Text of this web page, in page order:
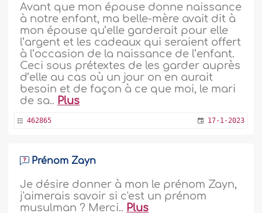
Avant que mon épouse donne naissance
à notre enfant, ma belle-mère avait dit à
mon épouse qu’elle garderait pour elle
l’argent et les cadeaux qui seraient offert
à l’occasion de la naissance de l’enfant.
Ceci sous prétextes de les garder auprès
d’elle au cas où un jour on en aurait
besoin et de façon à ce que moi, le mari
de sa.. Plus
462865 17-1-2023
Prénom Zayn
Je désire donner à mon le prénom Zayn,
j'aimerais savoir si c'est un prénom
musulman ? Merci.. Plus